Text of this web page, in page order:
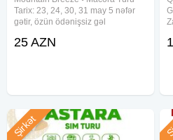
•Tur zamanı spirtli içkilər qəti
•Nahar yeməyi qiymətə daxil deyil.
•Fərdi qrup şəkilində (minimum 18
Ətraflı məlumat və qeydiyyat üçün:
Tarix: 23, 24, 30, 31 may 5 nəfər
gətir, özün ödənişsiz gəl
uşaqlar 10% endirim Qiymət:
25 AZN
Şirkət